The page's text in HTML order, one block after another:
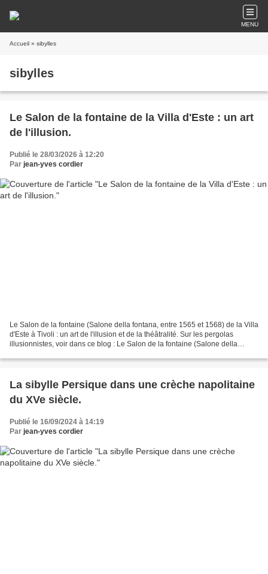
MENU
Accueil » sibylles
sibylles
Le Salon de la fontaine de la Villa d'Este : un art
de l'illusion.
Publié le 28/03/2026 à 12:20
Par jean-yves cordier
Le Salon de la fontaine (Salone della fontana, entre 1565 et 1568) de la Villa
d'Este à Tivoli : un art de l'illusion et de la théâtralité. Sur les pergolas
illusionnistes, voir dans ce blog : Le Salon de la fontaine (Salone della
La sibylle Persique dans une crèche napolitaine
du XVe siècle.
Publié le 16/09/2024 à 14:19
Par jean-yves cordier